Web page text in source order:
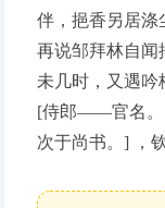
伴，挹香另居涤
再说邹拜林自闻
未几时，又遇吟
[侍郎——官名。
次于尚书。] ，